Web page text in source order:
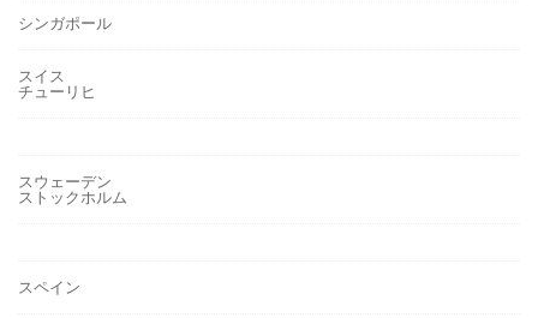
シンガポール
スイス
チューリヒ
スウェーデン
ストックホルム
スペイン